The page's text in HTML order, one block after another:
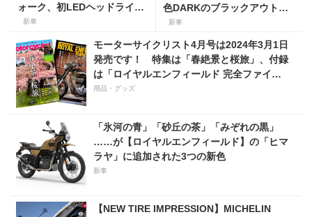
ォーク、初LEDヘッドライ
ト……【ロイヤルエンフィー
ルド】が急激変化！ ［東京
モーターサイクルショー
2023］
新車
色DARKのブラックアウトエ
ンジン、マフラー、ホイール
新車
モーターサイクリスト4月号は2024年3月1日
発売です！ 特集は「春絶景と桜旅」、付録
は「ロイヤルエンフィールド 完全ファイ
ル」！
用品・グッズ
「氷河の青」「砂丘の茶」「みぞれの黒」
……が【ロイヤルエンフィールド】の「ヒマ
ラヤ」に追加された3つの新色
新車
【NEW TIRE IMPRESSION】MICHELIN